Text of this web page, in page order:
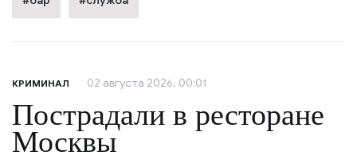
КРИМИНАЛ 02 августа 2026, 00:01
Пострадали в ресторане
Москвы